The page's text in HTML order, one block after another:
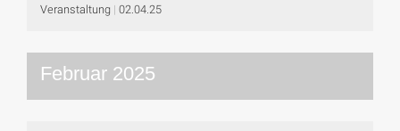
Veranstaltung 02.04.25
Februar 2025